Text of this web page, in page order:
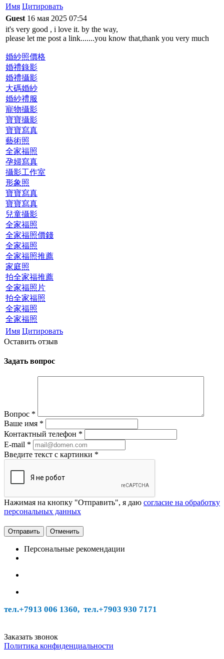
Имя Цитировать
Guest 16 мая 2025 07:54
it's very good , i love it. by the way,
please let me post a link.......you know that,thank you very much
婚紗照價格
婚禮錄影
婚禮攝影
大碼婚紗
婚紗禮服
寵物攝影
寶寶攝影
寶寶寫真
藝術照
全家福照
孕婦寫真
攝影工作室
形象照
寶寶寫真
寶寶寫真
兒童攝影
全家福照
全家福照價錢
全家福照
全家福照推薦
家庭照
拍全家福推薦
全家福照片
拍全家福照
全家福照
全家福照
Имя Цитировать
Оставить отзыв
Задать вопрос
Вопрос *
Ваше имя *
Контактный телефон *
E-mail *
Введите текст с картинки *
Нажимая на кнопку "Отправить", я даю согласие на обработку
персональных данных
Отменить
Персональные рекомендации
тел.+7913 006 1360, тел.+7903 930 7171
Заказать звонок
Политика конфиденциальности